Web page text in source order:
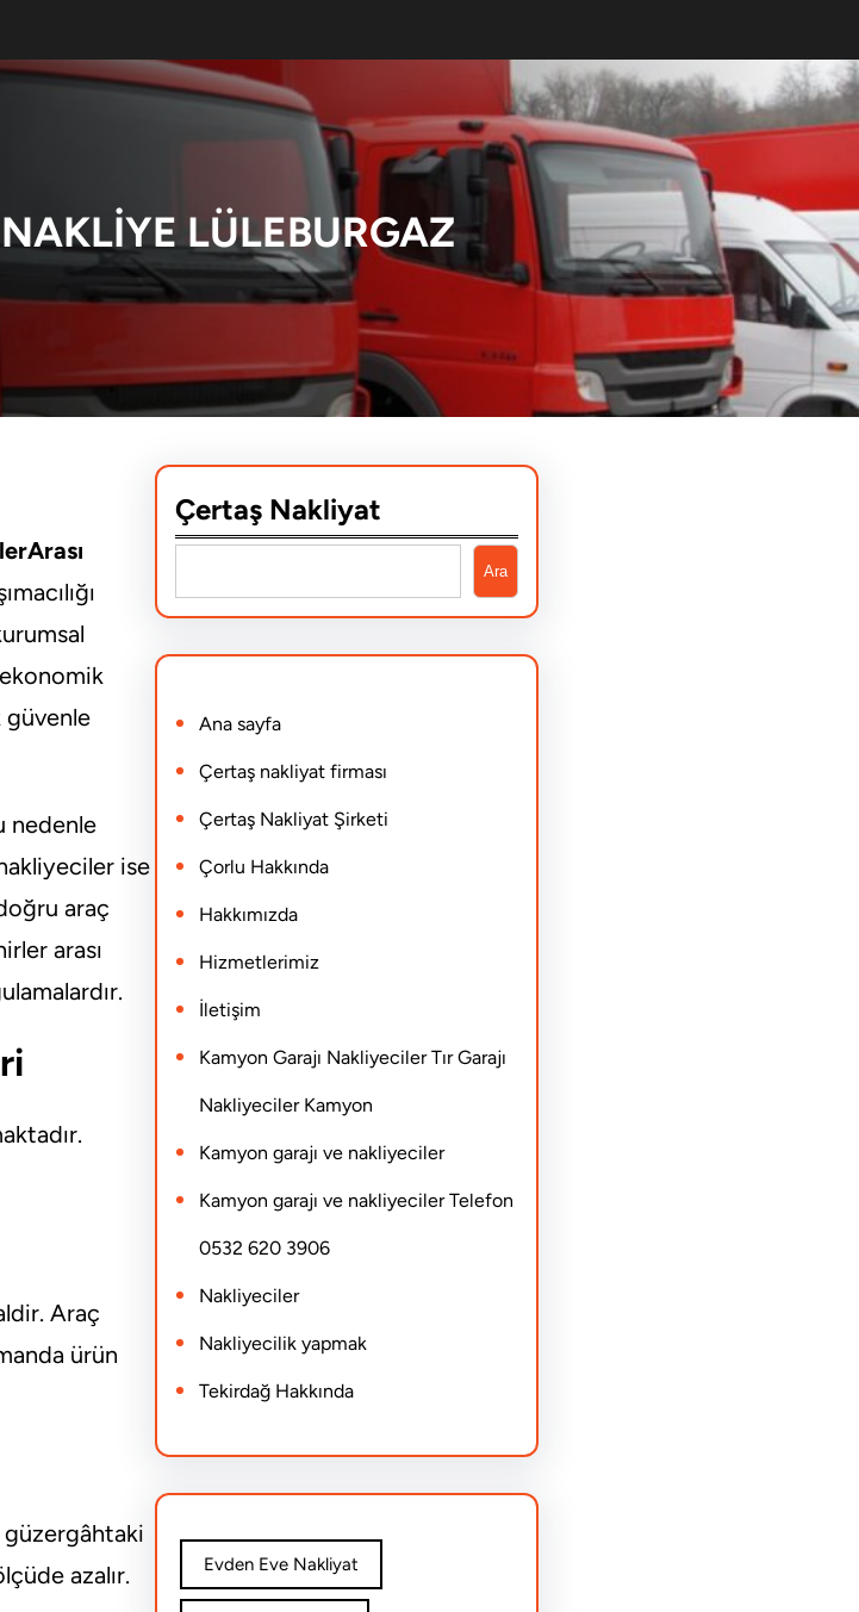
LÜLEBURGAZ
güvenle
nedenle
ise
araç
arası
Araç
ürün
güzergâhtaki
azalır.
Çertaş Nakliyat
e
a
c
h
Ara
Ana sayfa
Çertaş nakliyat firması
Çertaş Nakliyat Şirketi
Çorlu Hakkında
Hakkımızda
Hizmetlerimiz
İletişim
Kamyon Garajı Nakliyeciler Tır Garajı
Nakliyeciler Kamyon
Kamyon garajı ve nakliyeciler
Kamyon garajı ve nakliyeciler Telefon
0532 620 3906
Nakliyeciler
Nakliyecilik yapmak
Tekirdağ Hakkında
Evden Eve Nakliyat